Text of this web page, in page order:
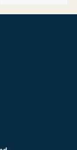
Rijn
Oost
West
West